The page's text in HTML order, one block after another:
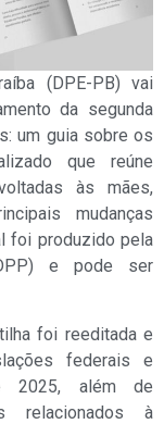
(DPE-PB) vai
da segunda
um guia sobre os
que reúne
às mães,
mudanças
foi produzido pela
e pode ser
foi reeditada e
federais e
2025, além de
relacionados à